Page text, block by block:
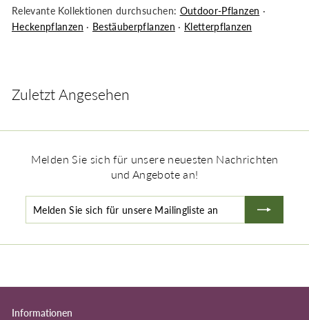
Relevante Kollektionen durchsuchen: Outdoor-Pflanzen ·
Heckenpflanzen · Bestäuberpflanzen · Kletterpflanzen
Zuletzt Angesehen
Melden Sie sich für unsere neuesten Nachrichten
und Angebote an!
Informationen